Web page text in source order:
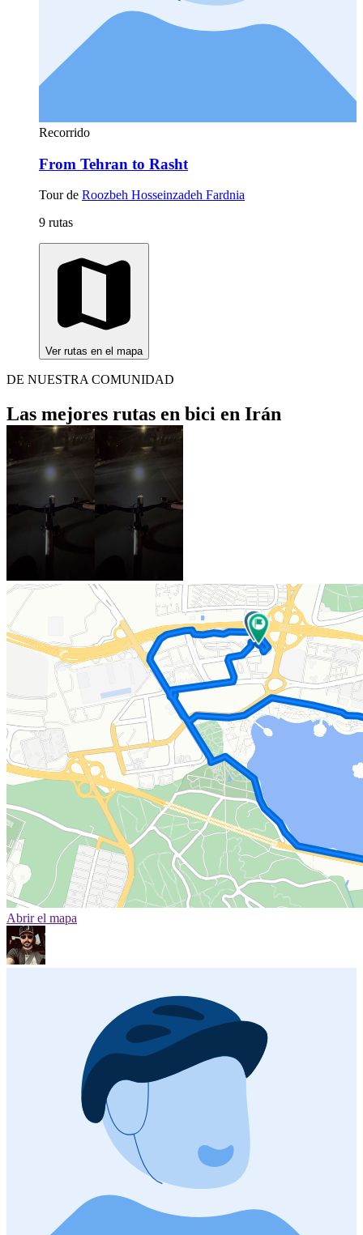
Recorrido
From Tehran to Rasht
Tour de Roozbeh Hosseinzadeh Fardnia
9 rutas
Ver rutas en el mapa
DE NUESTRA COMUNIDAD
Las mejores rutas en bici en Irán
Abrir el mapa